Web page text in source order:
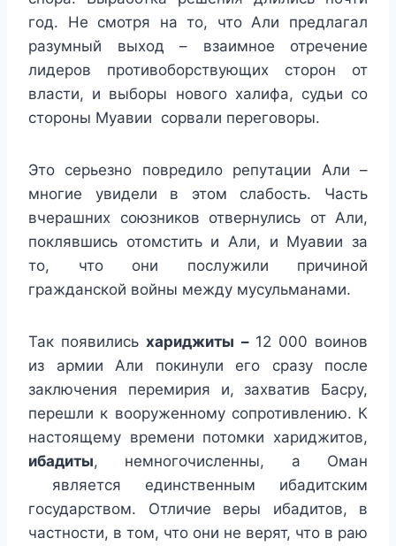
год. Не смотря на то, что Али предлагал
разумный выход – взаимное отречение
лидеров противоборствующих сторон от
власти, и выборы нового халифа, судьи со
стороны Муавии сорвали переговоры.
Это серьезно повредило репутации Али –
многие увидели в этом слабость. Часть
вчерашних союзников отвернулись от Али,
поклявшись отомстить и Али, и Муавии за
то, что они послужили причиной
гражданской войны между мусульманами.
Так появилисьхариджиты – 12 000 воинов
из армии Али покинули его сразу после
заключения перемирия и, захватив Басру,
перешли к вооруженному сопротивлению. К
настоящему времени потомки хариджитов,
ибадиты, немногочисленны, а Оман
является единственным ибадитским
государством. Отличие веры ибадитов, в
частности, в том, что они не верят, что в раю